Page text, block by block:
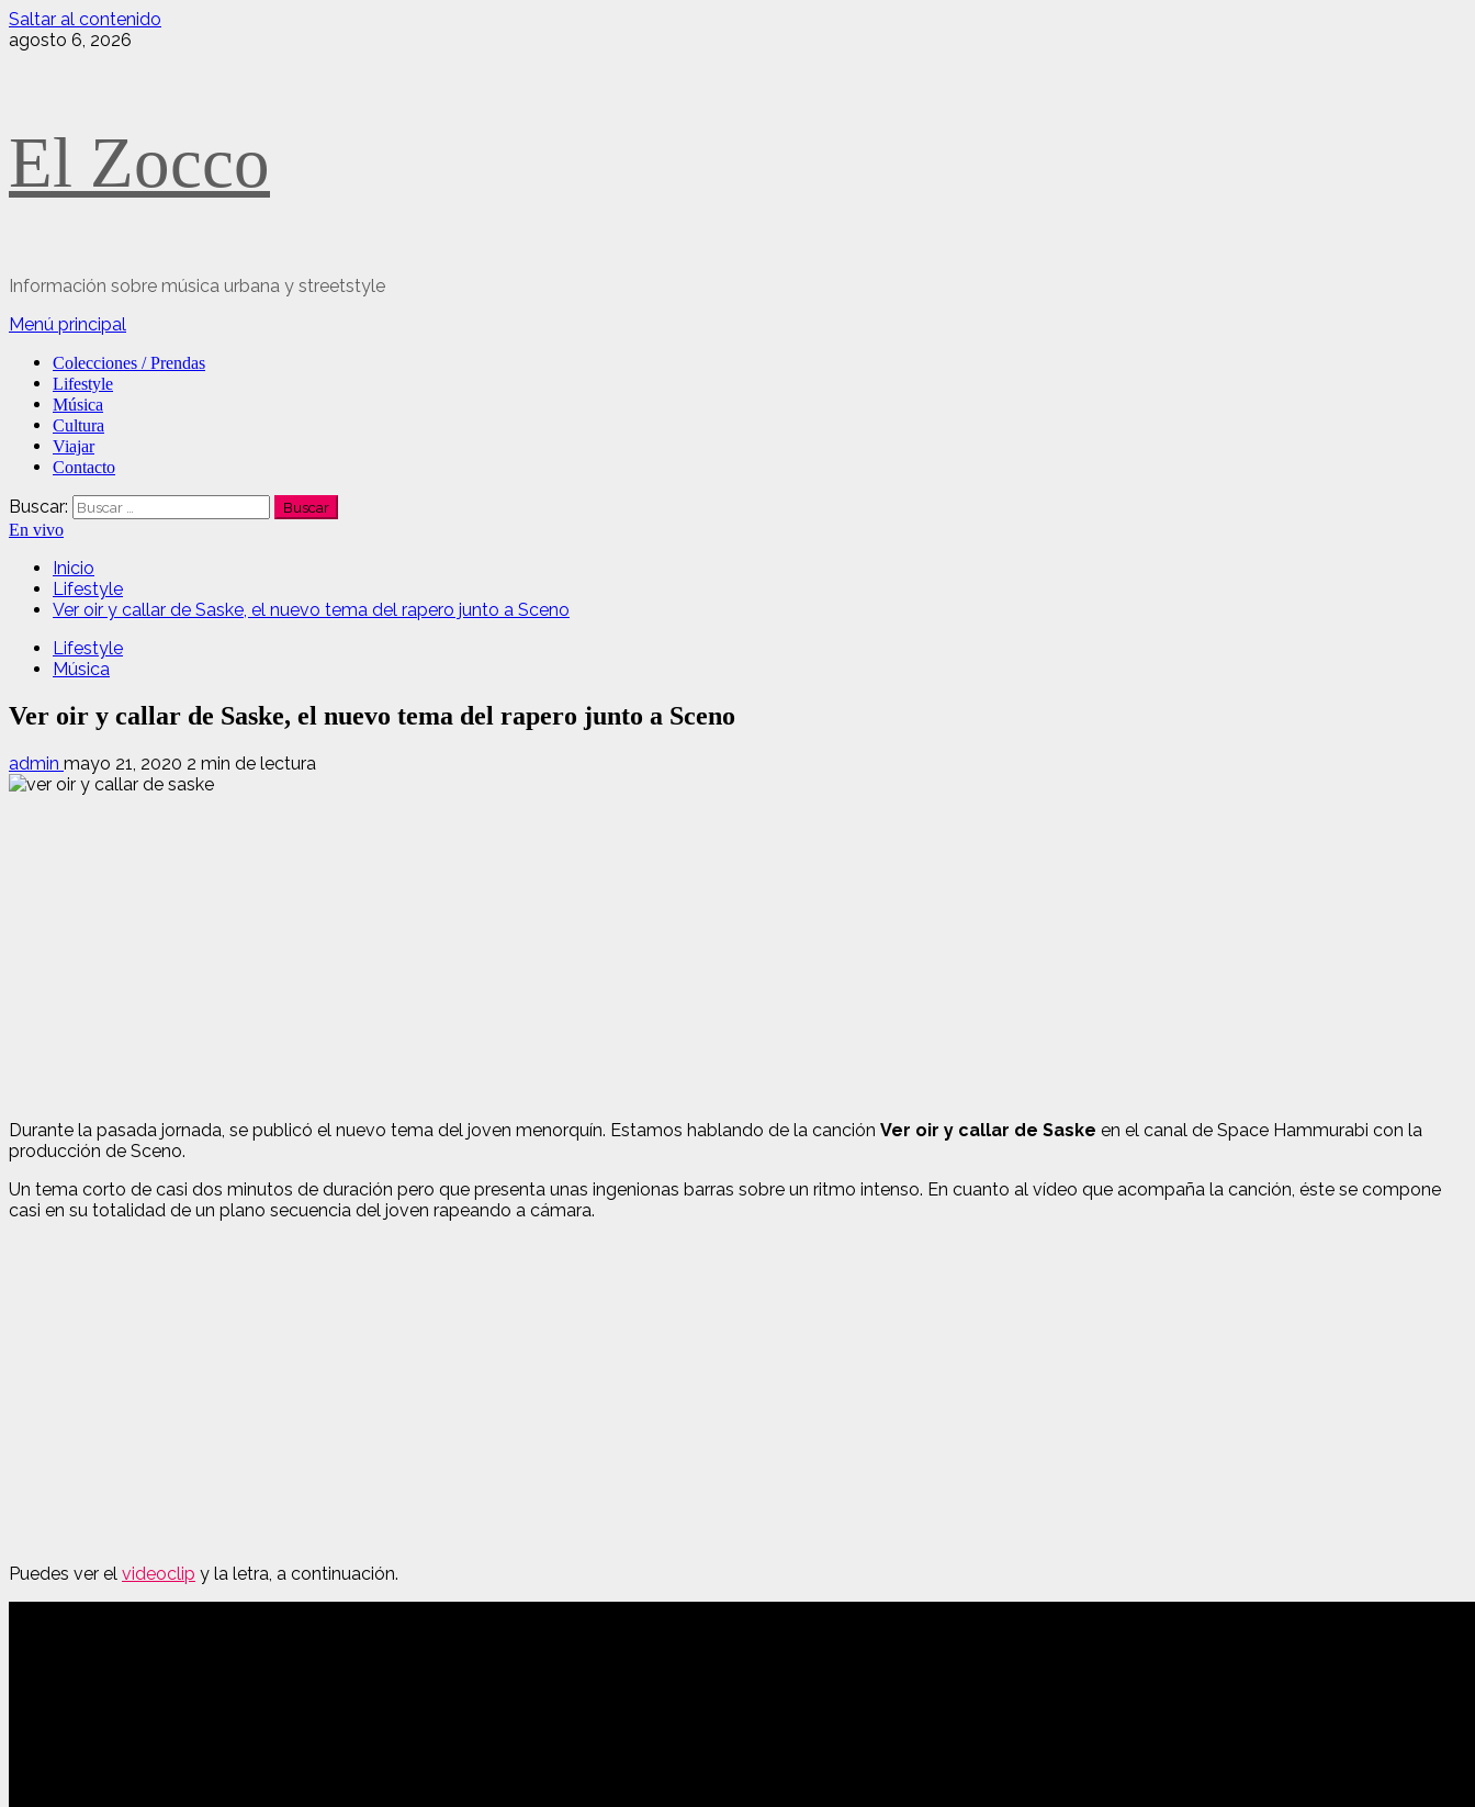
Saltar al contenido
agosto 6, 2026
El Zocco
Información sobre música urbana y streetstyle
Menú principal
Colecciones / Prendas
Lifestyle
Música
Cultura
Viajar
Contacto
Buscar:
En vivo
Inicio
Lifestyle
Ver oir y callar de Saske, el nuevo tema del rapero junto a Sceno
Lifestyle
Música
Ver oir y callar de Saske, el nuevo tema del rapero junto a Sceno
admin mayo 21, 2020 2 min de lectura
Durante la pasada jornada, se publicó el nuevo tema del joven menorquín. Estamos hablando de la canción Ver oir y callar de Saske en el canal de Space Hammurabi con la
producción de Sceno.
Un tema corto de casi dos minutos de duración pero que presenta unas ingenionas barras sobre un ritmo intenso. En cuanto al vídeo que acompaña la canción, éste se compone
casi en su totalidad de un plano secuencia del joven rapeando a cámara.
Puedes ver el videoclip y la letra, a continuación.